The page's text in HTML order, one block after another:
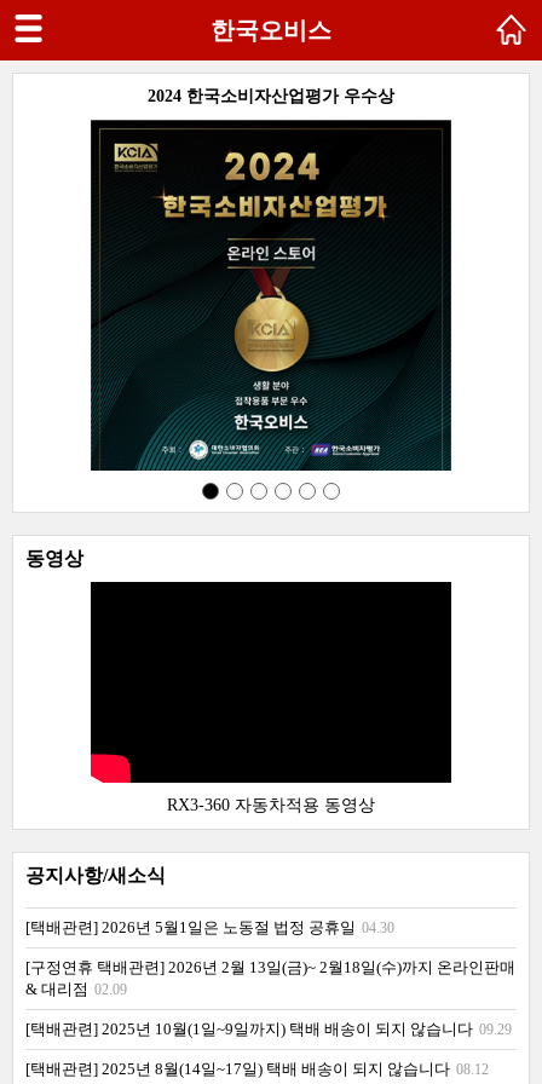
한국오비스
2024 한국소비자산업평가 우수상
동영상
RX3-360 자동차적용 동영상
공지사항/새소식
[택배관련] 2026년 5월1일은 노동절 법정 공휴일 04.30
[구정연휴 택배관련] 2026년 2월 13일(금)~ 2월18일(수)까지 온라인판매
& 대리점 02.09
[택배관련] 2025년 10월(1일~9일까지) 택배 배송이 되지 않습니다 09.29
[택배관련] 2025년 8월(14일~17일) 택배 배송이 되지 않습니다 08.12